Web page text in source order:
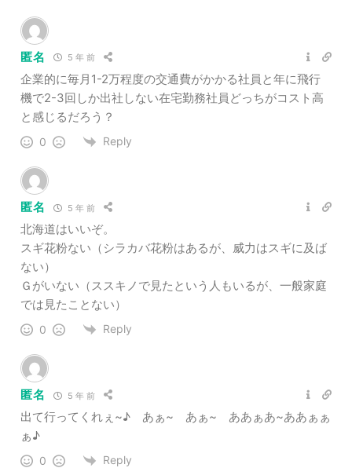
匿名 5 年 前
企業的に毎月1-2万程度の交通費がかかる社員と年に飛行
機で2-3回しか出社しない在宅勤務社員どっちがコスト高
と感じるだろう？
0 Reply
匿名 5 年 前
北海道はいいぞ。
スギ花粉ない（シラカバ花粉はあるが、威力はスギに及ば
ない）
Ｇがいない（ススキノで見たという人もいるが、一般家庭
では見たことない）
0 Reply
匿名 5 年 前
出て行ってくれぇ~♪ あぁ~ あぁ~ ああぁあ~ああぁぁ
ぁ♪
0 Reply